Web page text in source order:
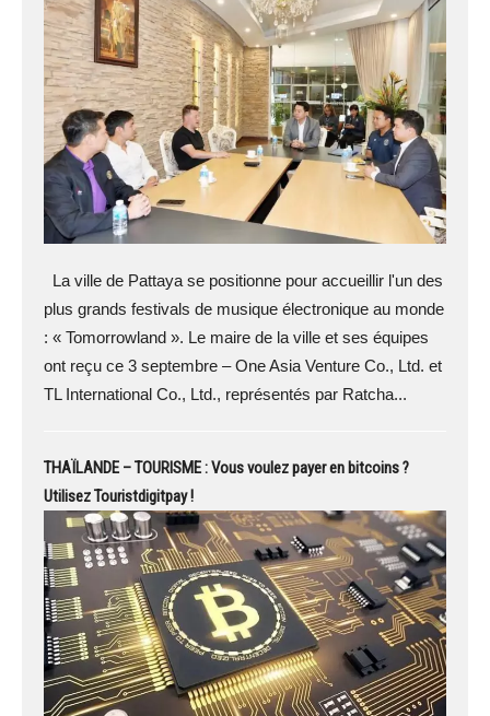
La ville de Pattaya se positionne pour accueillir l'un des
plus grands festivals de musique électronique au monde
: « Tomorrowland ». Le maire de la ville et ses équipes
ont reçu ce 3 septembre – One Asia Venture Co., Ltd. et
TL International Co., Ltd., représentés par Ratcha...
THAÏLANDE – TOURISME : Vous voulez payer en bitcoins ?
Utilisez Touristdigitpay !